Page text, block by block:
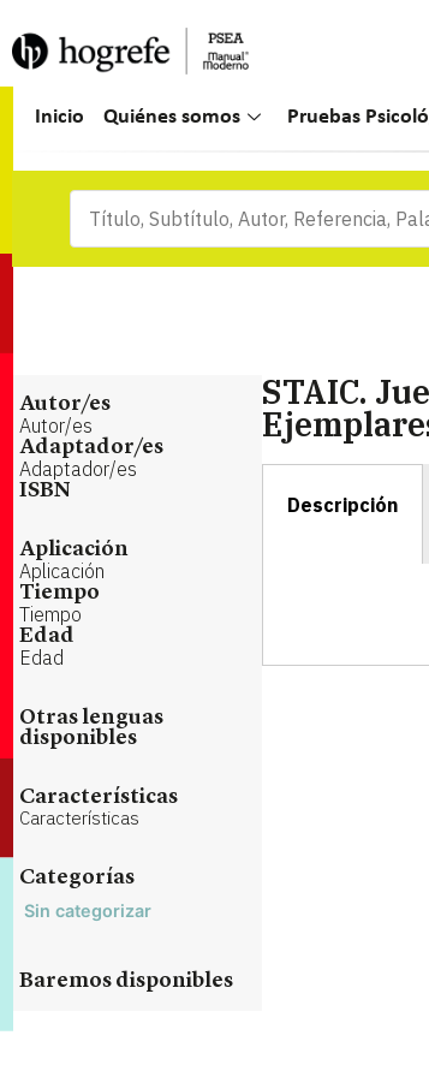
Inicio Quiénes somos Pruebas
Autor/es
Autor/es
Adaptador/es
Adaptador/es
ISBN
Aplicación
Aplicación
Tiempo
Tiempo
Edad
Edad
Otras lenguas
disponibles
Características
Características
Categorías
Sin categorizar
Baremos disponibles
STAIC.
Descripción